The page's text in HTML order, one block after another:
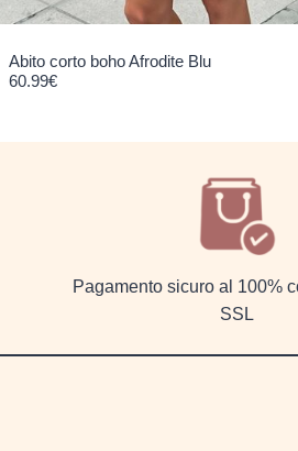
Abito corto boho Afrodite Blu
60.99€
Pagamento sicuro al 100%
SSL